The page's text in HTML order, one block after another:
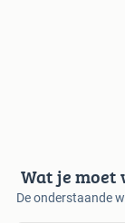
Wat je moet
De onderstaande